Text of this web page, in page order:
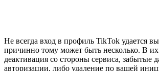
Не всегда вход в профиль TikTok удается
причинно тому может быть несколько. В их
деактивация со стороны сервиса, забытые
авторизации, либо удаление по вашей